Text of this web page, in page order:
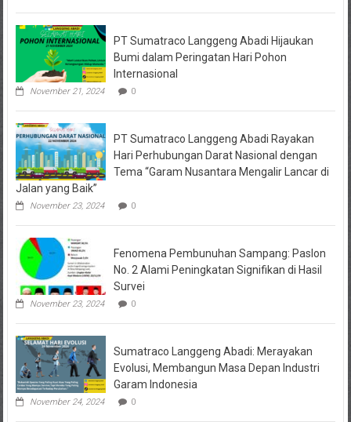
PT Sumatraco Langgeng Abadi Hijaukan
Bumi dalam Peringatan Hari Pohon
Internasional
November 21, 2024 0
PT Sumatraco Langgeng Abadi Rayakan
Hari Perhubungan Darat Nasional dengan
Tema “Garam Nusantara Mengalir Lancar di
Jalan yang Baik”
November 23, 2024 0
Fenomena Pembunuhan Sampang: Paslon
No. 2 Alami Peningkatan Signifikan di Hasil
Survei
November 23, 2024 0
Sumatraco Langgeng Abadi: Merayakan
Evolusi, Membangun Masa Depan Industri
Garam Indonesia
November 24, 2024 0